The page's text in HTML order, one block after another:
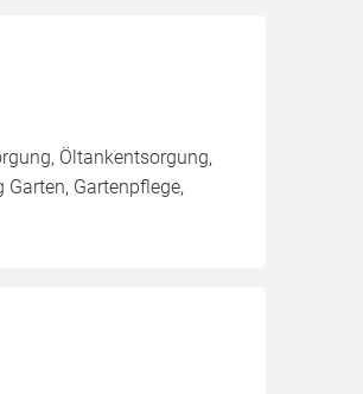
Öltankentsorgung,
Gartenpflege,